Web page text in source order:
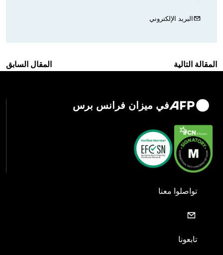
البريد الإلكتروني
المقالة التالية المقال السابق
في ميزان فرانس برس
تواصلوا معنا
تابعونا